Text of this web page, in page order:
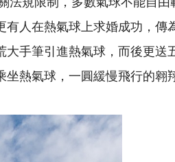
人在熱氣球上求婚成功，傳
手筆引進熱氣球，而後更送
熱氣球，一圓緩慢飛行的翱